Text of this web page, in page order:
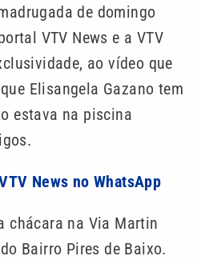
de domingo
VTV News e a VTV
ao vídeo que
Elisangela Gazano tem
estava na piscina
News no WhatsApp
chácara na Via Martin
Bairro Pires de Baixo.